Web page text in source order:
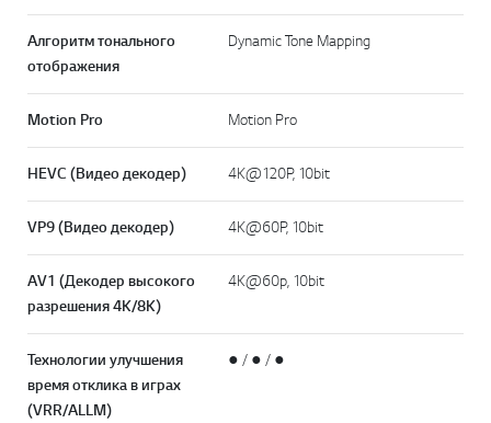
Алгоритм тонального
отображения
Dynamic Tone Mapping
Motion Pro Motion Pro
HEVC (Видео декодер) 4K@120P, 10bit
VP9 (Видео декодер) 4K@60P, 10bit
AV1 (Декодер высокого
разрешения 4K/8K)
4K@60p, 10bit
Технологии улучшения
время отклика в играх
(VRR/ALLM)
● / ● / ●